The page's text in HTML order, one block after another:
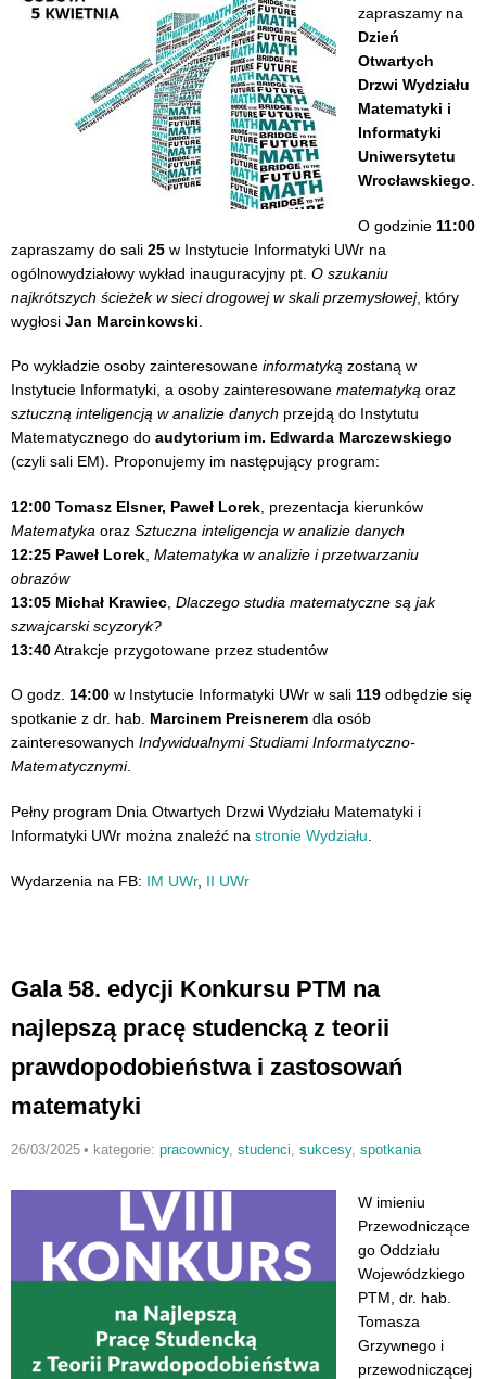
zapraszamy na
Dzień
Otwartych
Drzwi Wydziału
Matematyki i
Informatyki
Uniwersytetu
Wrocławskiego
O godzinie 11:00
zapraszamy do sali 25 w Instytucie Informatyki UWr na
ogólnowydziałowy wykład inauguracyjny pt. O szukaniu
najkrótszych ścieżek w sieci drogowej w skali przemysłowej, który
wygłosi Jan Marcinkowski
Po wykładzie osoby zainteresowane informatyką zostaną w
Instytucie Informatyki, a osoby zainteresowane matematyką oraz
sztuczną inteligencją w analizie danych przejdą do Instytutu
Matematycznego do audytorium im. Edwarda Marczewskiego
(czyli sali EM). Proponujemy im następujący program:
12:00 Tomasz Elsner, Paweł Lorek , prezentacja kierunków
Matematyka oraz Sztuczna inteligencja w analizie danych
12:25 Paweł Lorek Matematyka w analizie i przetwarzaniu
obrazów
13:05 Michał Krawiec Dlaczego studia matematyczne są jak
szwajcarski scyzoryk?
13:40Atrakcje przygotowane przez studentów
O godz. 14:00 w Instytucie Informatyki UWr w sali 119 odbędzie się
spotkanie z dr. hab. Marcinem Preisnerem dla osób
zainteresowanych Indywidualnymi Studiami Informatyczno-
Matematycznymi.
Pełny program Dnia Otwartych Drzwi Wydziału Matematyki i
Informatyki UWr można znaleźć na stronie Wydziału
Wydarzenia na FB: IM UWr, II UWr
Gala 58. edycji Konkursu PTM na
najlepszą pracę studencką z teorii
prawdopodobieństwa i zastosowań
matematyki
26/03/2025 • kategorie: pracownicy, studenci, sukcesy, spotkania
W imieniu
Przewodniczące
go Oddziału
Wojewódzkiego
PTM, dr. hab.
Tomasza
Grzywnego i
przewodniczącej